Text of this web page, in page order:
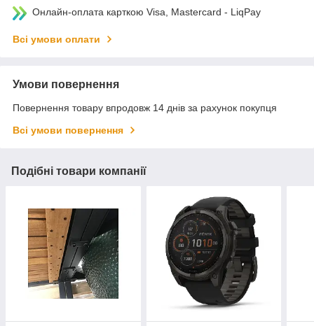
Онлайн-оплата карткою Visa, Mastercard - LiqPay
Всі умови оплати
Умови повернення
Повернення товару впродовж 14 днів за рахунок покупця
Всі умови повернення
Подібні товари компанії